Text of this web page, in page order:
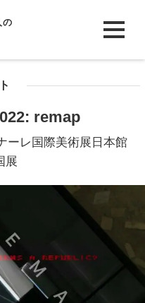
の
remap
ーレ国際美術展日本館
展